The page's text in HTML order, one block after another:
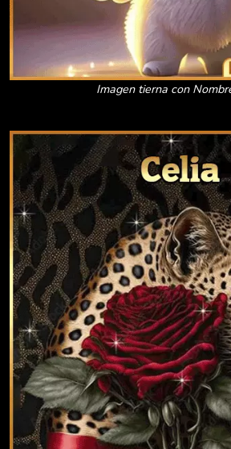
Imagen tierna con